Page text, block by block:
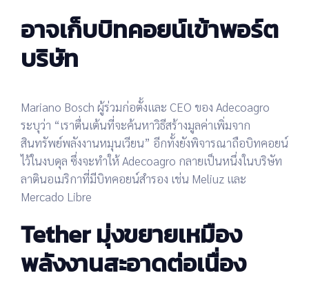
อาจเก็บบิทคอยน์เข้าพอร์ต
บริษัท
Mariano Bosch ผู้ร่วมก่อตั้งและ CEO ของ Adecoagro
ระบุว่า “เราตื่นเต้นที่จะค้นหาวิธีสร้างมูลค่าเพิ่มจาก
สินทรัพย์พลังงานหมุนเวียน” อีกทั้งยังพิจารณาถือบิทคอยน์
ไว้ในงบดุล ซึ่งจะทำให้ Adecoagro กลายเป็นหนึ่งในบริษัท
ลาตินอเมริกาที่มีบิทคอยน์สำรอง เช่น Meliuz และ
Mercado Libre
Tether มุ่งขยายเหมือง
พลังงานสะอาดต่อเนื่อง